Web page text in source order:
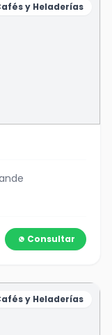
y Heladerías
Consultar
y Heladerías